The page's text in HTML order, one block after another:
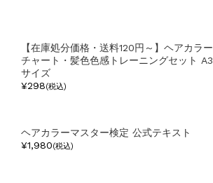
【在庫処分価格・送料120円～】ヘアカラー
チャート・髪色色感トレーニングセット A3
サイズ
¥298(税込)
ヘアカラーマスター検定 公式テキスト
¥1,980(税込)